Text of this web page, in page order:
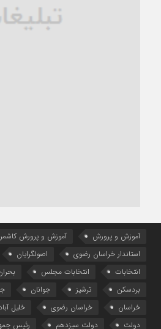
آموزش و پرورش آموزش و پرورش کاشمر
استاندار خراسان رضوی
اصولگرایان
انتخابات
انتخابات مجلس
بردسکن
ترشیز جوانان
خراسان
خراسان رضوی خلیل آباد
دولت
دولت سیزدهم رئیس